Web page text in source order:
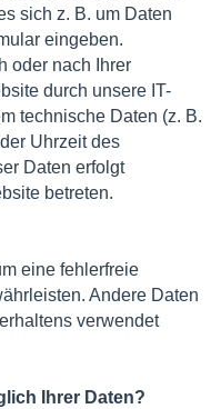
sich z. B. um Daten
eingeben.
oder nach Ihrer
durch unsere IT-
technische Daten (z. B.
Uhrzeit des
Daten erfolgt
betreten.
eine fehlerfreie
Andere Daten
verwendet
Ihrer Daten?